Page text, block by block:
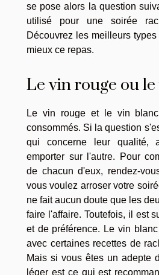
se pose alors la question
utilisé pour une soirée
Découvrez les meilleurs
mieux ce repas.
Le vin rouge ou
Le vin rouge et le vin
consommés. Si la question
qui concerne leur qualité,
emporter sur l'autre. Pour
de chacun d'eux, rendez-
vous voulez arroser votre
ne fait aucun doute que les
faire l'affaire. Toutefois, il est
et de préférence. Le vin
avec certaines recettes de
Mais si vous êtes un adepte
léger est ce qui est